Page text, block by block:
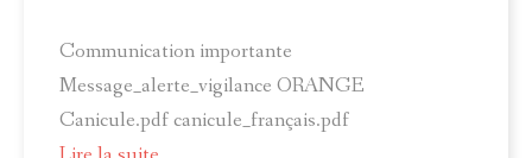
Communication importante
Message_alerte_vigilance ORANGE
Canicule.pdf canicule_français.pdf